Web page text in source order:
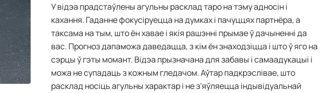
У відэа прадстаўлены агульны расклад таро на тэму адносін і
кахання. Гаданне фокусіруецца на думках і пачуццях партнёра, а
таксама на тым, што ён хавае і якія рашэнні прымае ў дачыненні да
вас. Прогноз дапаможа даведацца, з кім ён знаходзіцца і што ў яго на
сэрцы ў гэты момант. Відэа прызначана для забавы і самаадукацыі і
можа не супадаць з кожным гледачом. Аўтар падкрэслівае, што
расклад носіць агульны характар і не з'яўляецца індывідуальнай